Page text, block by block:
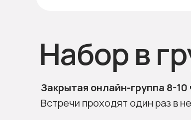
Набор в
Закрытая онлайн-группа 8-10
Встречи проходят один раз в